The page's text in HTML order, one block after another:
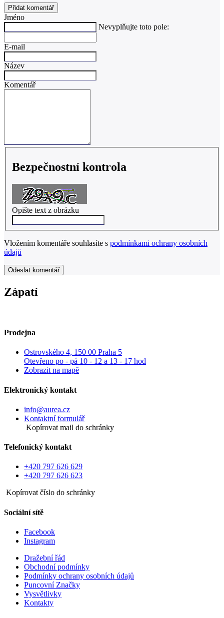
Přidat komentář
Jméno
Nevyplňujte toto pole:
E-mail
Název
Komentář
Bezpečnostní kontrola
Opište text z obrázku
Vložením komentáře souhlasíte s podmínkami ochrany osobních
údajů
Odeslat komentář
Zápatí
Prodejna
Ostrovského 4, 150 00 Praha 5
Otevřeno po - pá 10 - 12 a 13 - 17 hod
Zobrazit na mapě
Elektronický kontakt
info@aurea.cz
Kontaktní formulář
Kopírovat mail do schránky
Telefonický kontakt
+420 797 626 629
+420 797 626 623
Kopírovat číslo do schránky
Sociální sítě
Facebook
Instagram
Dražební řád
Obchodní podmínky
Podmínky ochrany osobních údajů
Puncovní Značky
Vysvětlivky
Kontakty